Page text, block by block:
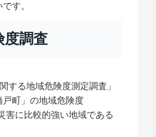
す。
度調査
する地域危険度測定調査」
町」の地域危険度
害に比較的強い地域である